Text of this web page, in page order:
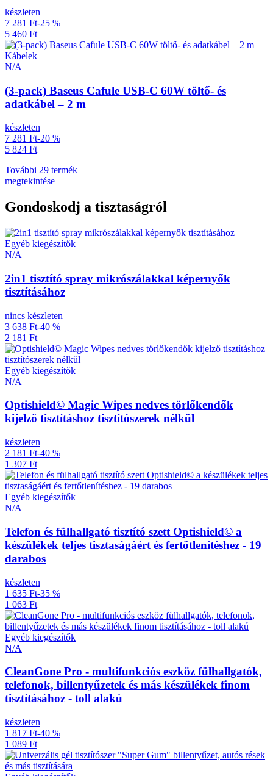
készleten
7 281 Ft-25 %
5 460 Ft
Kábelek
N/A
(3-pack) Baseus Cafule USB-C 60W töltő- és
adatkábel – 2 m
készleten
7 281 Ft-20 %
5 824 Ft
További 29 termék
megtekintése
Gondoskodj a tisztaságról
Egyéb kiegészítők
N/A
2in1 tisztító spray mikrószálakkal képernyők
tisztításához
nincs készleten
3 638 Ft-40 %
2 181 Ft
Egyéb kiegészítők
N/A
Optishield© Magic Wipes nedves törlőkendők
kijelző tisztításhoz tisztítószerek nélkül
készleten
2 181 Ft-40 %
1 307 Ft
Egyéb kiegészítők
N/A
Telefon és fülhallgató tisztító szett Optishield© a
készülékek teljes tisztaságáért és fertőtlenítéshez - 19
darabos
készleten
1 635 Ft-35 %
1 063 Ft
Egyéb kiegészítők
N/A
CleanGone Pro - multifunkciós eszköz fülhallgatók,
telefonok, billentyűzetek és más készülékek finom
tisztításához - toll alakú
készleten
1 817 Ft-40 %
1 089 Ft